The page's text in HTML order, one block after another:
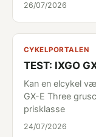
26/07/2026
CYKELPORTALEN
TEST: IXGO
Kan en elcykel
GX-E Three
prisklasse
24/07/2026